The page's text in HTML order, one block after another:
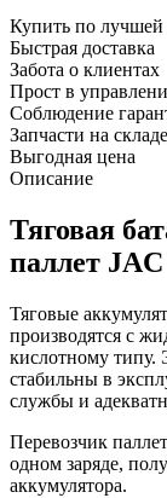
Купить по лучшей
Быстрая доставка
Забота о клиентах
Прост в
Соблюдение
Запчасти на складе
Выгодная цена
Описание
Тяговая
паллет
Тяговые
производятся с
кислотному типу.
стабильны в
службы и
Перевозчик
одном заряде,
аккумулятора.